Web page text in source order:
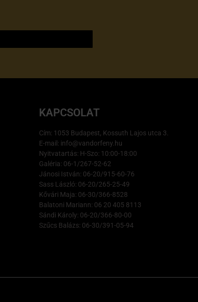
KAPCSOLAT
Cím: 1053 Budapest, Kossuth Lajos utca 3.
E-mail: info@vandorfeny.hu
Nyitvatartás: H-Szo: 10:00-18:00
Galéria: 06-1/267-52-62
Jánosi István: 06-20/915-60-76
Sass László: 06-20/265-25-49
Kővári Maja: 06-30/366-8528
Balatoni Mariann: 06 20 405 8113
Sándi Károly: 06-20/366-80-00
Szűcs Balázs: 06-30/391-05-94